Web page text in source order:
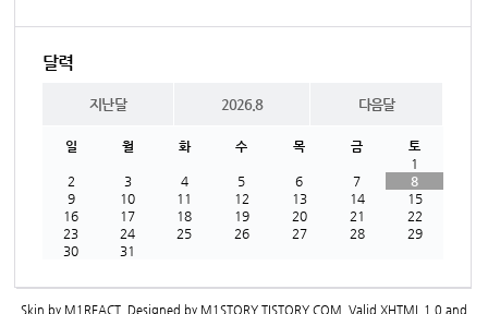
달력
지난달 2026.8 다음달
일 월 화 수 목 금
토
1
2
3 4 5 6 7
8
9
10 11 12 13 14
15
16
17 18 19 20 21
22
23
24 25 26 27 28
29
30
31
Skin by M1REACT . Designed by M1STORY.TISTORY.COM . Valid XHTML 1.0 and